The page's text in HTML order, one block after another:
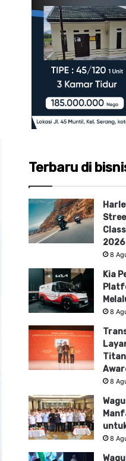
Terbaru di
2026
8
Kia
8
8
8